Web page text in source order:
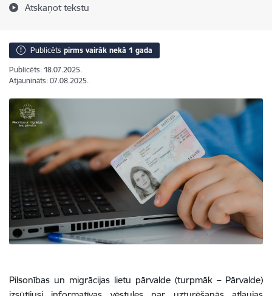
Atskaņot tekstu
Publicēts pirms vairāk nekā 1 gada
Publicēts: 18.07.2025.
Atjaunināts: 07.08.2025.
Pilsonības un migrācijas lietu pārvalde (turpmāk – Pārvalde)